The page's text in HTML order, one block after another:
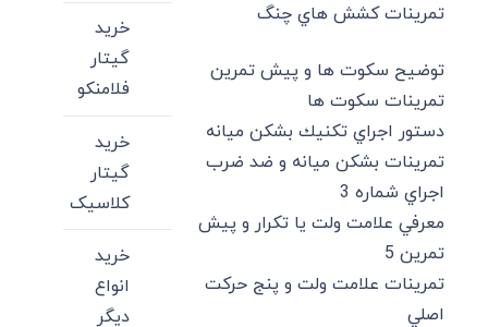
تمرينات كشش هاي چنگ
توضيح سكوت ها و پيش تمرين
تمرينات سكوت ها
دستور اجراي تكنيك بشكن ميانه
تمرينات بشكن ميانه و ضد ضرب
اجراي شماره 3
معرفي علامت ولت يا تكرار و پيش
تمرين 5
تمرينات علامت ولت و پنج حركت
اصلي
خرید
گیتار
فلامنکو
خرید
گیتار
کلاسیک
خرید
انواع
دیگر